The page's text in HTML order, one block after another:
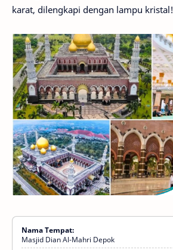
karat, dilengkapi dengan lampu kristal!
Nama Tempat:
Masjid Dian Al-Mahri Depok